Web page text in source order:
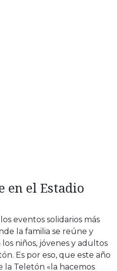
en el Estadio
eventos solidarios más
la familia se reúne y
niños, jóvenes y adultos
Es por eso, que este año
la Teletón «la hacemos